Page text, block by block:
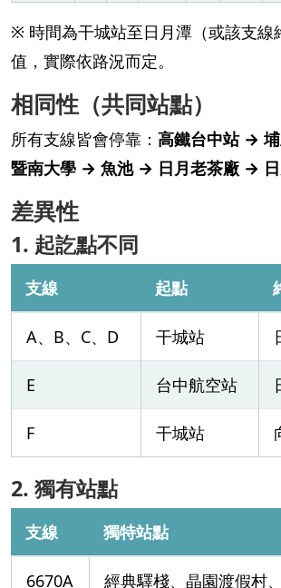
※ 時間為干城站至日月潭（或該支線
值，實際依路況而定。
相同性（共同站點）
所有支線皆會停靠： 高鐵台中站 →
暨南大學 → 魚池 → 日月老茶廠 →
差異性
1. 起訖點不同
支線 起點
A、B、C、D 干城站
E 台中航空站
F 干城站
2. 獨有站點
支線 獨特站點
6670A 經典驛棧、晶園渡假村